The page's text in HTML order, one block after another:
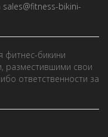
sales@fitness-bikini-
фитнес-бикини
разместившими свои
ответственности за